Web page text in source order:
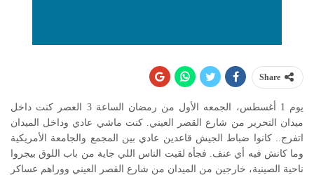
Share
يوم 1 أغسطس، الجمعه الأول من رمضان الساعة 3 العصر كنت داخل
ميدان التحرير من شارع القصر العيني. كنت ماشي عادي وداخل الميدان
اتفرج.. كانوا ضباط الجيش قاعدين عادي بين المجمع والجامعة الأمريكية
وما كانش فيه أي عنف. فجأة لقيت الناس اللي جاية من باب اللوق بيجروا
ناحية الصينية، خارجين من الميدان من شارع القصر العيني ووراهم عساكر